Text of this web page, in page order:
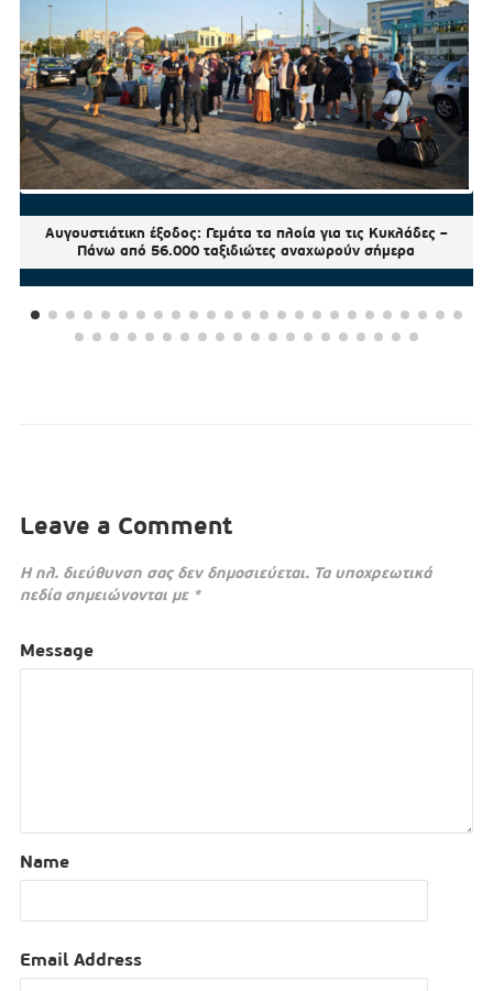
Αυγουστιάτικη έξοδος: Γεμάτα τα πλοία για τις Κυκλάδες –
Πάνω από 56.000 ταξιδιώτες αναχωρούν σήμερα
Leave a Comment
Η ηλ. διεύθυνση σας δεν δημοσιεύεται. Τα υποχρεωτικά
πεδία σημειώνονται με *
Message
Name
Email Address